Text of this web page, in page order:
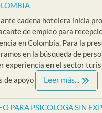
cadena hotelera inicia
de empleo para
en Colombia. Para la
en la búsqueda de
experiencia en el sector
de apoyo
Leer más...
PARA PSICOLOGA SIN